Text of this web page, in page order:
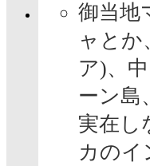
御当地
ャとか
ア)、
ーン島
実在し
カのイ